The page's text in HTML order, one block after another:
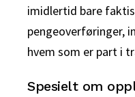
imidlertid bare
pengeoverføringer,
hvem som er part i
Spesielt om